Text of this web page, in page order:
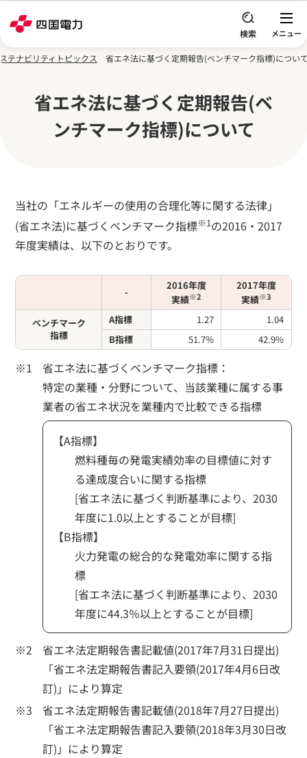
テナビリティトピックス 省エネ法に基づく定期報告(ベンチマーク指標)につい
省エネ法に基づく定期報告(ベ
ンチマーク指標)について
当社の「エネルギーの使用の合理化等に関する法律」
(省エネ法)に基づくベンチマーク指標※1の2016・2017
年度実績は、以下のとおりです。
-
2016年度
実績※2
2017年度
実績※3
ベンチマーク
指標
A指標 1.27
1.04
B指標
51.7% 42.9%
省エネ法に基づくベンチマーク指標：
特定の業種・分野について、当該業種に属する事
業者の省エネ状況を業種内で比較できる指標
【A指標】
燃料種毎の発電実績効率の目標値に対す
る達成度合いに関する指標
[省エネ法に基づく判断基準により、2030
年度に1.0以上とすることが目標]
【B指標】
火力発電の総合的な発電効率に関する指
標
[省エネ法に基づく判断基準により、2030
年度に44.3％以上とすることが目標]
省エネ法定期報告書記載値(2017年7月31日提出)
「省エネ法定期報告書記入要領(2017年4月6日改
訂)」により算定
省エネ法定期報告書記載値(2018年7月27日提出)
「省エネ法定期報告書記入要領(2018年3月30日改
訂)」により算定